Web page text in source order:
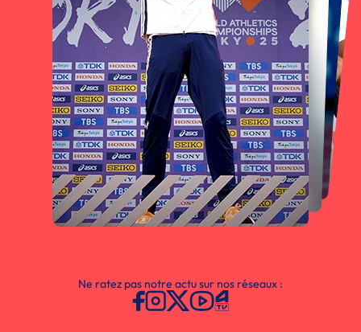
Ne ratez pas notre actu sur nos réseaux :